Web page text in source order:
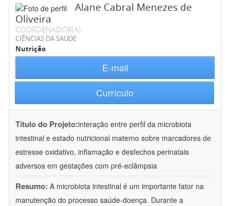
Alane Cabral Menezes de
Oliveira
COORDENADOR(A)
CIÊNCIAS DA SAÚDE
Nutrição
E-mail
Currículo
Título do Projeto:interação entre perfil da microbiota
intestinal e estado nutricional materno sobre marcadores de
estresse oxidativo, inflamação e desfechos perinatais
adversos em gestações com pré-eclâmpsia
Resumo: A microbiota intestinal é um importante fator na
manutenção do processo saúde-doença. Durante a